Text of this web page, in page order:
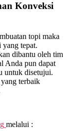
Konveksi
topi maka
tepat.
dibantu oleh tim
Anda pun dapat
untuk disetujui.
terbaik
melalui :